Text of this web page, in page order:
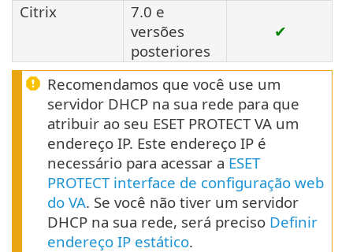
Citrix
7.0 e
versões
posteriores
✔
Recomendamos que você use um
servidor DHCP na sua rede para que
atribuir ao seu ESET PROTECT VA um
endereço IP. Este endereço IP é
necessário para acessar a ESET
PROTECT interface de configuração web
do VA. Se você não tiver um servidor
DHCP na sua rede, será preciso Definir
endereço IP estático.